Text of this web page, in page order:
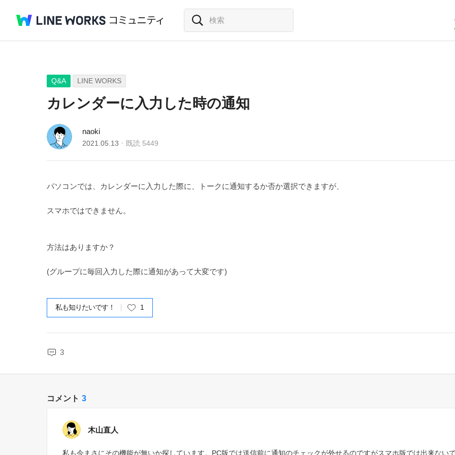
Q&A LINE WORKS
カレンダーに入力した時の通知
naoki
2021.05.13 既読 5449
パソコンでは、カレンダーに入力した際に、トークに通知するか否か選択できますが、
スマホではできません。
方法はありますか？
(グループに毎回入力した際に通知があって大変です)
私も知りたいです！ 1
3
コメント 3
木山直人
私も今まさにその機能が無いか探しています。PC版では送信前に通知のチェックが外せるのですがスマホ版では出来ないで